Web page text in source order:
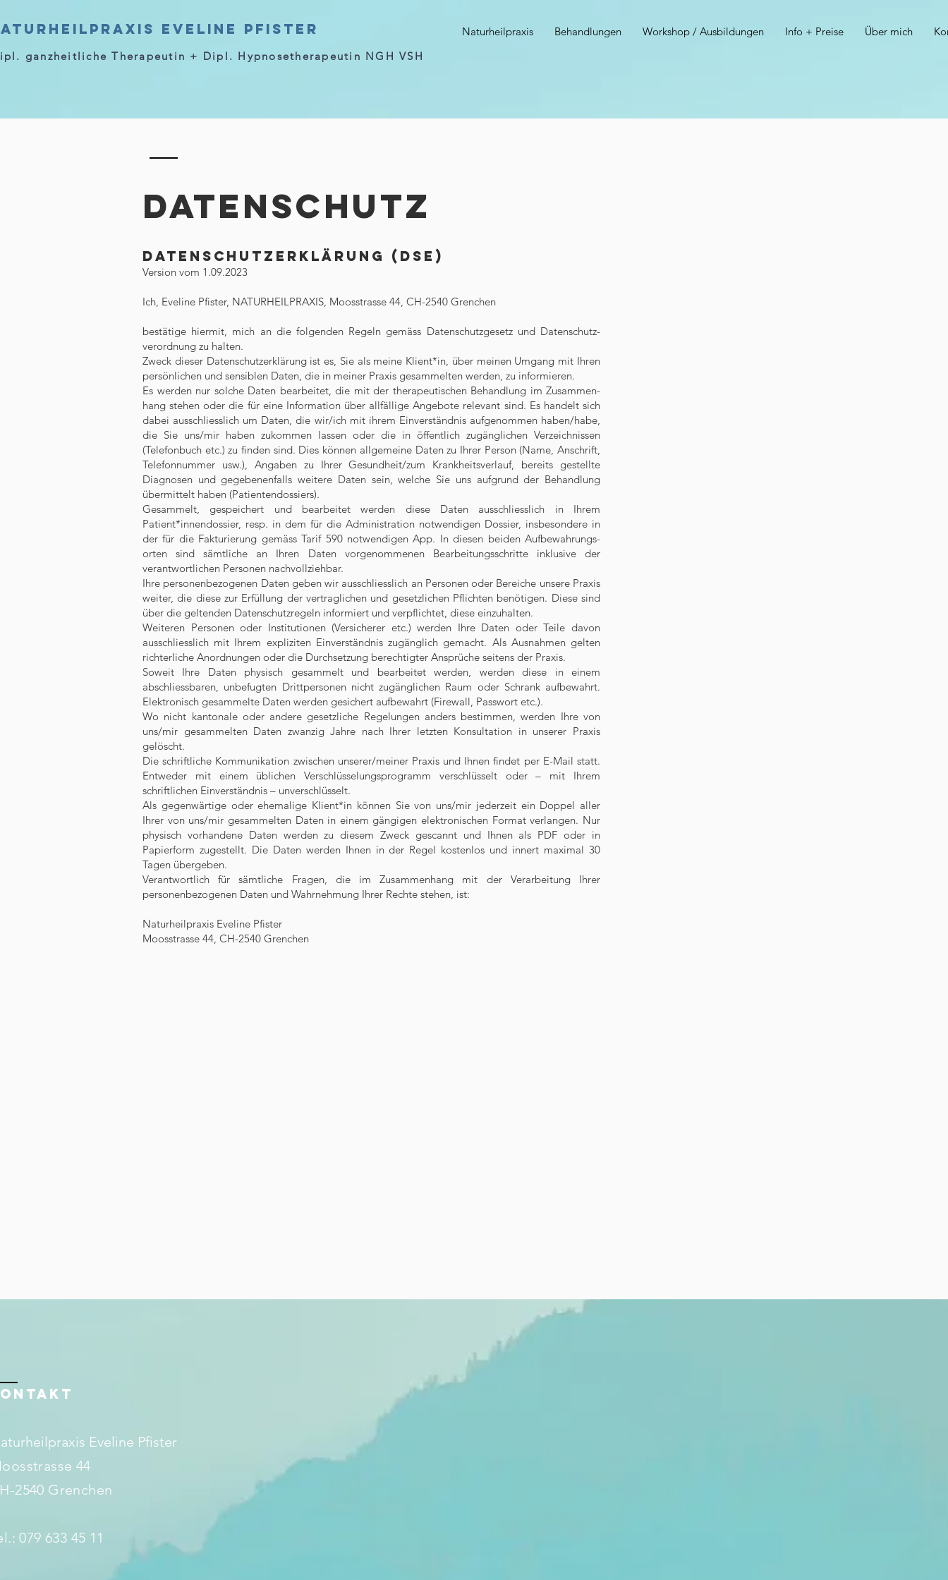
Eveline Pfister Naturheilpraxis Behandlungen Workshop / Ausbildungen Info + Preise Über mich
ganzheitliche Therapeutin + Dipl. Hypnosetherapeutin NGH VSH
DATENSCHUTZ
Datenschutzerklärung (DSE)
Version vom 1.09.2023
Ich, Eveline Pfister, NATURHEILPRAXIS, Moosstrasse 44, CH-2540 Grenchen
bestätige hiermit, mich an die folgenden Regeln gemäss Datenschutzgesetz und Datenschutz-
verordnung zu halten.
Zweck dieser Datenschutzerklärung ist es, Sie als meine Klient*in, über meinen Umgang mit Ihren
persönlichen und sensiblen Daten, die in meiner Praxis gesammelten werden, zu informieren.
Es werden nur solche Daten bearbeitet, die mit der therapeutischen Behandlung im Zusammen-
hang stehen oder die für eine Information über allfällige Angebote relevant sind. Es handelt sich
dabei ausschliesslich um Daten, die wir/ich mit ihrem Einverständnis aufgenommen haben/habe,
die Sie uns/mir haben zukommen lassen oder die in öffentlich zugänglichen Verzeichnissen
(Telefonbuch etc.) zu finden sind. Dies können allgemeine Daten zu Ihrer Person (Name, Anschrift,
Telefonnummer usw.), Angaben zu Ihrer Gesundheit/zum Krankheitsverlauf, bereits gestellte
Diagnosen und gegebenenfalls weitere Daten sein, welche Sie uns aufgrund der Behandlung
übermittelt haben (Patientendossiers).
Gesammelt, gespeichert und bearbeitet werden diese Daten ausschliesslich in Ihrem
Patient*innendossier, resp. in dem für die Administration notwendigen Dossier, insbesondere in
der für die Fakturierung gemäss Tarif 590 notwendigen App. In diesen beiden Aufbewahrungs-
orten sind sämtliche an Ihren Daten vorgenommenen Bearbeitungsschritte inklusive der
verantwortlichen Personen nachvollziehbar.
Ihre personenbezogenen Daten geben wir ausschliesslich an Personen oder Bereiche unsere Praxis
weiter, die diese zur Erfüllung der vertraglichen und gesetzlichen Pflichten benötigen. Diese sind
über die geltenden Datenschutzregeln informiert und verpflichtet, diese einzuhalten.
Weiteren Personen oder Institutionen (Versicherer etc.) werden Ihre Daten oder Teile davon
ausschliesslich mit Ihrem expliziten Einverständnis zugänglich gemacht. Als Ausnahmen gelten
richterliche Anordnungen oder die Durchsetzung berechtigter Ansprüche seitens der Praxis.
Soweit Ihre Daten physisch gesammelt und bearbeitet werden, werden diese in einem
abschliessbaren, unbefugten Drittpersonen nicht zugänglichen Raum oder Schrank aufbewahrt.
Elektronisch gesammelte Daten werden gesichert aufbewahrt (Firewall, Passwort etc.).
Wo nicht kantonale oder andere gesetzliche Regelungen anders bestimmen, werden Ihre von
uns/mir gesammelten Daten zwanzig Jahre nach Ihrer letzten Konsultation in unserer Praxis
gelöscht.
Die schriftliche Kommunikation zwischen unserer/meiner Praxis und Ihnen findet per E-Mail statt.
Entweder mit einem üblichen Verschlüsselungsprogramm verschlüsselt oder – mit Ihrem
schriftlichen Einverständnis – unverschlüsselt.
Als gegenwärtige oder ehemalige Klient*in können Sie von uns/mir jederzeit ein Doppel aller
Ihrer von uns/mir gesammelten Daten in einem gängigen elektronischen Format verlangen. Nur
physisch vorhandene Daten werden zu diesem Zweck gescannt und Ihnen als PDF oder in
Papierform zugestellt. Die Daten werden Ihnen in der Regel kostenlos und innert maximal 30
Tagen übergeben.
Verantwortlich für sämtliche Fragen, die im Zusammenhang mit der Verarbeitung Ihrer
personenbezogenen Daten und Wahrnehmung Ihrer Rechte stehen, ist:
Naturheilpraxis Eveline Pfister
Moosstrasse 44, CH-2540 Grenchen
Eveline Pfister
44
2540 Grenchen
079 633 45 11